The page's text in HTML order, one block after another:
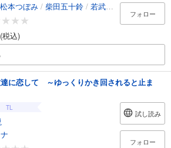
松本つぼみ / 柴田五十鈴 / 若武ジョウ /成瀬千雪
税込)
フォロー
に恋して ～ゆっくりかき回されると止ま
TL
試し読み
フォロー